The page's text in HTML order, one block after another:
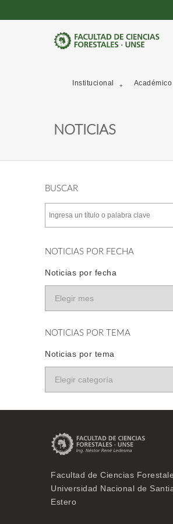
Institucional Académico
NOTICIAS
BUSCAR
NOTICIAS POR FECHA
Noticias por fecha
NOTICIAS POR TEMA
Noticias por tema
Facultad de Ciencias
Universidad Nacional de
Estero